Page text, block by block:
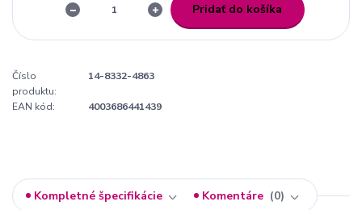
Pridať do košíka
Číslo
produktu:
14-8332-4863
EAN kód: 4003686441439
Kompletné špecifikácie Komentáre 0